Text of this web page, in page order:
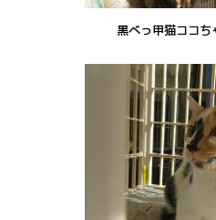
黒べっ甲猫ココち